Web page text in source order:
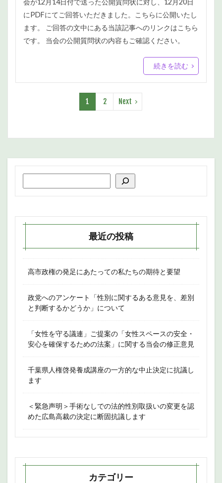
会が12月14日付で送った公開質問状に対し、12月20日
にPDFにてご回答いただきました。こちらに公開いたし
ます。 ご回答の文中にある当該記事へのリンクはこちら
です。 当会の公開質問状の内容もご確認ください。
続きを読む
1 2 Next
最近の投稿
高市政権の発足にあたっての私たちの期待と要望
政党へのアンケート「性別に関するある意見を、差別
と判断するかどうか」について
「女性を守る議連」ご提案の「女性スペースの安全・
安心を確保するための法案」に関する当会の修正意見
千葉県人権啓発養成講座の一方的な中止決定に抗議し
ます
＜緊急声明＞手術なしでの法的性別取扱いの変更を認
めた広島高裁の決定に断固抗議します
カテゴリー